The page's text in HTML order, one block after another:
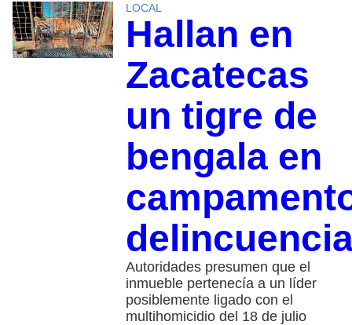
LOCAL
Hallan en
Zacatecas
un tigre de
bengala en
Autoridades presumen que el
inmueble pertenecía a un líder
posiblemente ligado con el
multihomicidio del 18 de julio